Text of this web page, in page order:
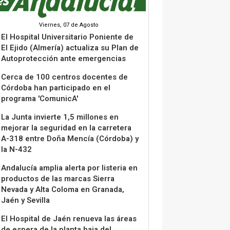
Viernes, 07 de Agosto
El Hospital Universitario Poniente de
El Ejido (Almería) actualiza su Plan de
Autoprotección ante emergencias
Cerca de 100 centros docentes de
Córdoba han participado en el
programa 'ComunicA'
La Junta invierte 1,5 millones en
mejorar la seguridad en la carretera
A-318 entre Doña Mencía (Córdoba) y
la N-432
Andalucía amplia alerta por listeria en
productos de las marcas Sierra
Nevada y Alta Coloma en Granada,
Jaén y Sevilla
El Hospital de Jaén renueva las áreas